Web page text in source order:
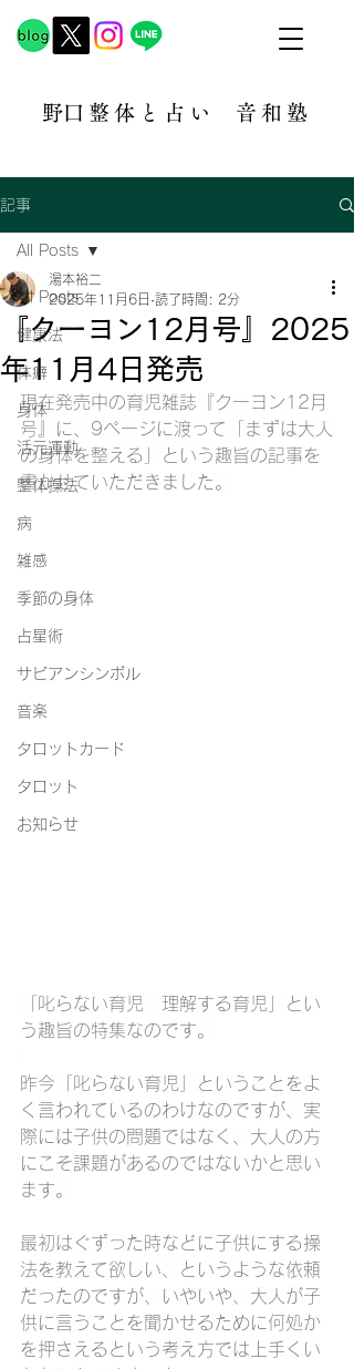
​野口整体と占い 音和塾​
記事
All Posts
健康法
体癖
身体
活元運動
整体操法
病
雑感
季節の身体
占星術
サビアンシンボル
音楽
タロットカード
タロット
お知らせ
All Posts
『クーヨン12月号』2025
年11月4日発売
湯本裕二
2025年11月6日 読了時間: 2分
現在発売中の育児雑誌『クーヨン12月
号』に、9ページに渡って「まずは大人
の身体を整える」という趣旨の記事を
書かせていただきました。
「叱らない育児　理解する育児」とい
う趣旨の特集なのです。
昨今「叱らない育児」ということをよ
く言われているのわけなのですが、実
際には子供の問題ではなく、大人の方
にこそ課題があるのではないかと思い
ます。
最初はぐずった時などに子供にする操
法を教えて欲しい、というような依頼
だったのですが、いやいや、大人が子
供に言うことを聞かせるために何処か
を押さえるという考え方では上手くい